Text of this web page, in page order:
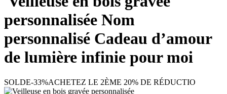
personnalisée Nom
personnalisé Cadeau d’amour
de lumière infinie pour moi
SOLDE-33%ACHETEZ LE 2ÈME 20% DE RÉDUCTIO